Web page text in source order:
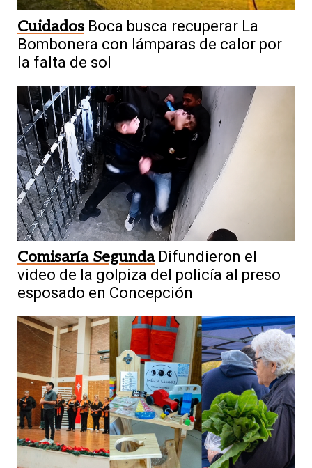
Cuidados Boca busca recuperar La
Bombonera con lámparas de calor por
la falta de sol
Comisaría Segunda Difundieron el
video de la golpiza del policía al preso
esposado en Concepción